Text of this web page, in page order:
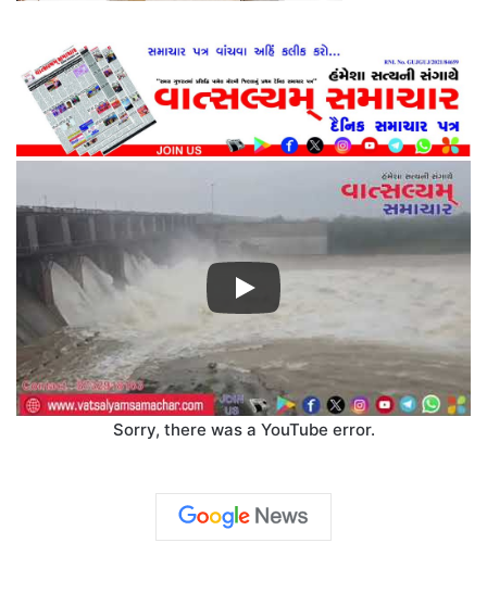
Sorry, there was a YouTube error.